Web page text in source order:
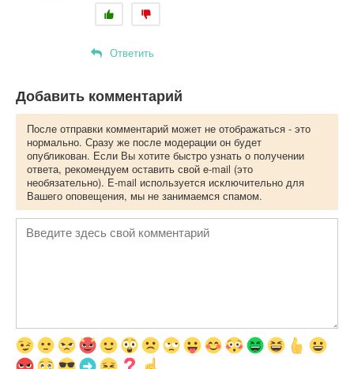
Ответить
Добавить комментарий
После отправки комментарий может не отображаться - это
нормально. Сразу же после модерации он будет
опубликован. Если Вы хотите быстро узнать о получении
ответа, рекомендуем оставить свой e-mail (это
необязательно). E-mail используется исключительно для
Вашего оповещения, мы не занимаемся спамом.